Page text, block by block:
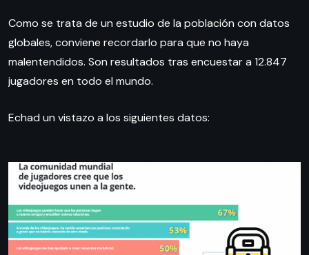
Como se trata de un estudio de la población con datos
globales, conviene recordarlo para que no haya
malentendidos. Son resultados tras encuestar a 12.847
jugadores en todo el mundo.
Echad un vistazo a los siguientes datos: